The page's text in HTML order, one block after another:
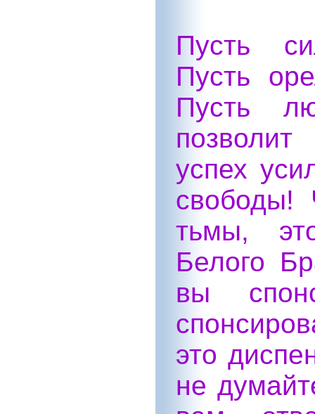
Пусть
Пусть
Пусть
успех
свободы!
тьмы,
Белого
вы
это
не